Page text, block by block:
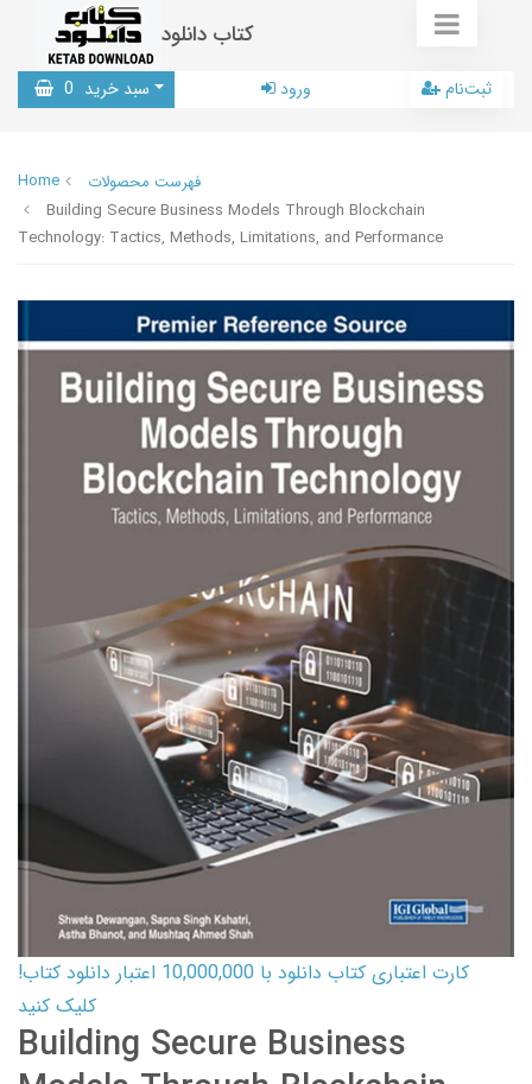
کتاب دانلود
سبد خرید 0 ورود ثبت‌نام
Home
فهرست محصولات
Building Secure Business Models Through Blockchain
Technology: Tactics, Methods, Limitations, and Performance
کارت اعتباری کتاب دانلود با 10,000,000 اعتبار دانلود کتاب!
کلیک کنید
Building Secure Business